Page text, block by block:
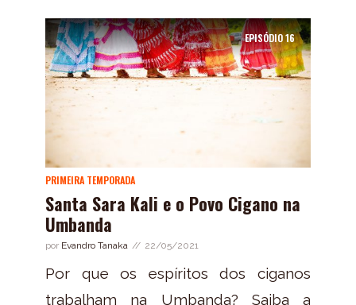
EPISÓDIO16
PRIMEIRA TEMPORADA
Santa Sara Kali e o Povo Cigano na
Umbanda
por Evandro Tanaka 22/05/2021
Por que os espíritos dos ciganos
trabalham na Umbanda? Saiba a